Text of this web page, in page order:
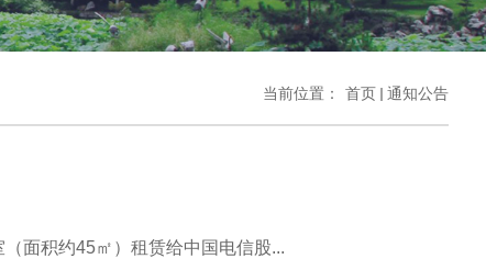
当前位置： 首页 通知公告
面积约45㎡）租赁给中国电信股...